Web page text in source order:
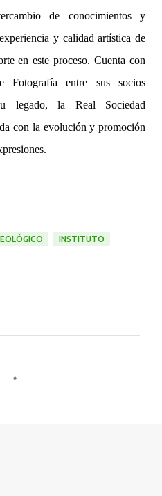
de conocimientos y
y calidad artística de
en este proceso. Cuenta con
Fotografía entre sus socios
legado, la Real Sociedad
con la evolución y promoción
INSTITUTO